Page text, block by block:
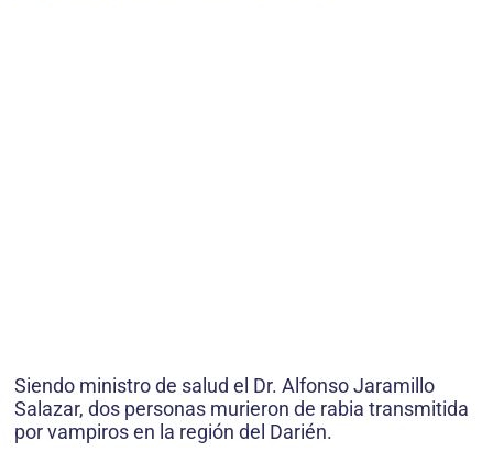
Siendo ministro de salud el Dr. Alfonso Jaramillo
Salazar, dos personas murieron de rabia transmitida
por vampiros en la región del Darién.